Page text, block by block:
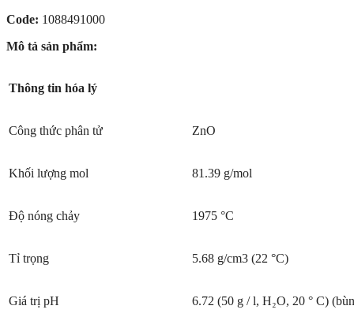
Code: 1088491000
Mô tả sản phẩm:
Thông tin hóa lý
Công thức phân tử ZnO
Khối lượng mol 81.39 g/mol
Độ nóng chảy 1975 °C
Tỉ trọng 5.68 g/cm3 (22 °C)
Giá trị pH 6.72 (50 g / l, H₂O, 20 ° C)